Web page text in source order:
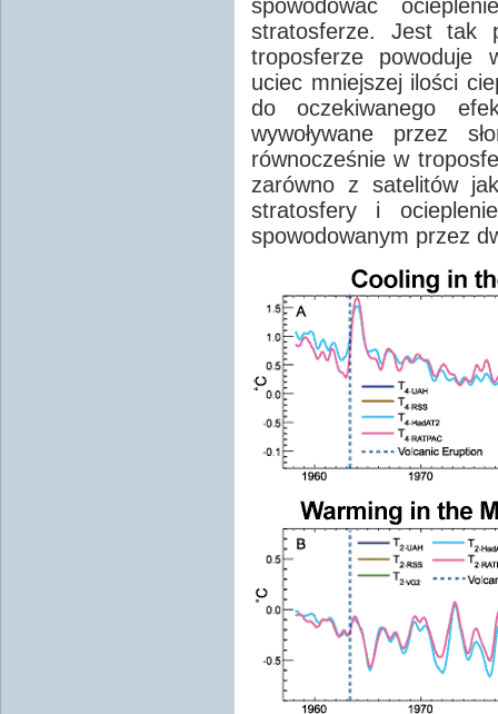
spowodować
stratosferze. Jest tak
troposferze powoduje
uciec mniejszej ilości
do oczekiwanego
wywoływane przez
równocześnie w
zarówno z satelitów
stratosfery i
spowodowanym przez